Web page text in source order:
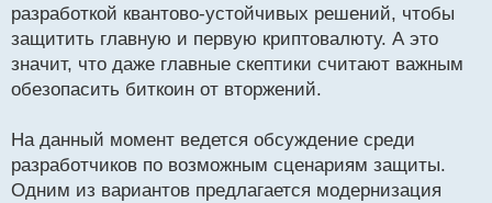
разработкой квантово-устойчивых решений, чтобы
защитить главную и первую криптовалюту. А это
значит, что даже главные скептики считают важным
обезопасить биткоин от вторжений.
На данный момент ведется обсуждение среди
разработчиков по возможным сценариям защиты.
Одним из вариантов предлагается модернизация